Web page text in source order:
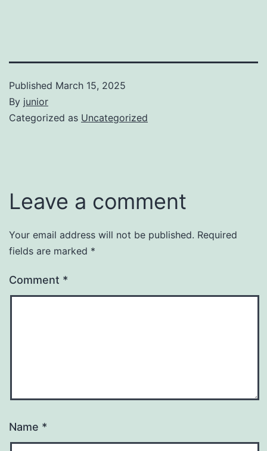
Published March 15, 2025
By junior
Categorized as Uncategorized
Leave a comment
Your email address will not be published. Required
fields are marked *
Comment *
Name *